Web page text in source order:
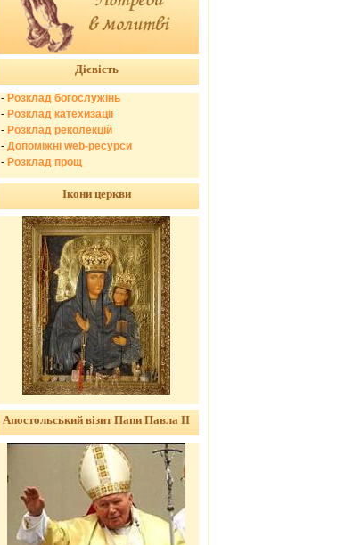
Дієвість
- Розклад богослужінь
- Розклад катехизації
- Розклад реколекцій
- Допоміжні web-ресурси
- Розклад прощ
Ікони церкви
Апостольський візит Папи Павла ІІ